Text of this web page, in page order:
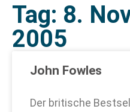
Tag: 8.
2005
John Fowles
Der britische